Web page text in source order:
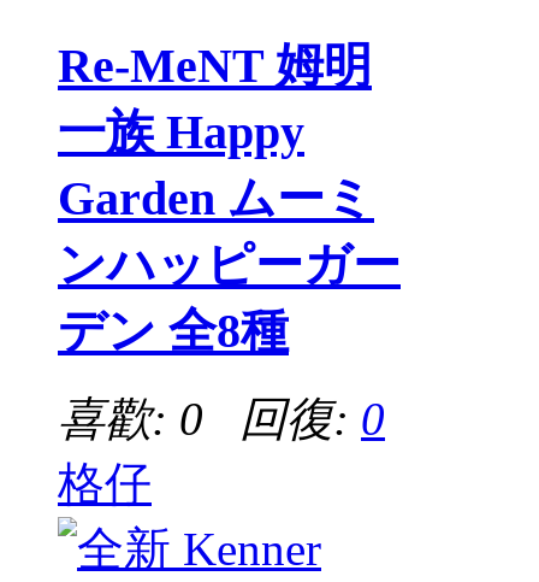
Re-MeNT 姆明
一族 Happy
Garden ムーミ
ンハッピーガー
デン 全8種
喜歡: 0 回復: 0
格仔